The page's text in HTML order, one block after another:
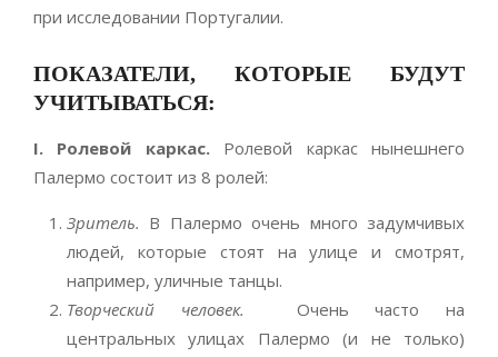
при исследовании Португалии.
ПОКАЗАТЕЛИ, КОТОРЫЕ БУДУТ
УЧИТЫВАТЬСЯ:
I. Ролевой каркас.Ролевой каркас нынешнего
Палермо состоит из 8 ролей:
Зритель. В Палермо очень много задумчивых
людей, которые стоят на улице и смотрят,
например, уличные танцы.
Творческий человек. Очень часто на
центральных улицах Палермо (и не только)